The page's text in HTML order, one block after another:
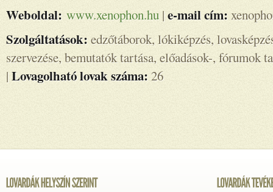
Weboldal: www.xenophon.hu |e-mail cím:
Szolgáltatások: edzőtáborok, lókiképzés,
szervezése, bemutatók tartása, előadások-, fórumok
|Lovagolható lovak száma: 26